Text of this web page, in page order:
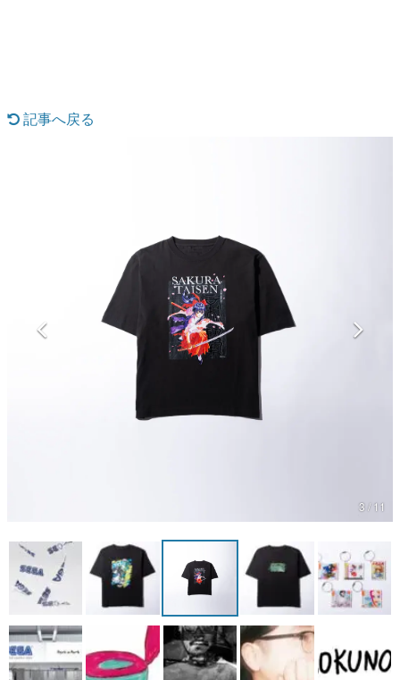
電ファミニコゲーマーとは？
運営：株式会社マレ
記事へ戻る
3 / 11